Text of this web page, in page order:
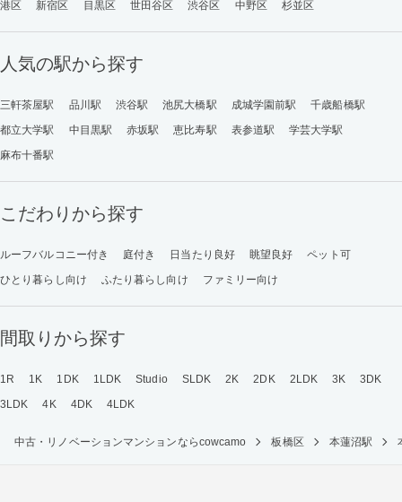
港区 新宿区 目黒区 世田谷区 渋谷区 中野区 杉並区
人気の駅から探す
三軒茶屋駅 品川駅 渋谷駅 池尻大橋駅 成城学園前駅
千歳船橋駅
都立大学駅
中目黒駅 赤坂駅 恵比寿駅 表参道駅
学芸大学駅
麻布十番駅
こだわりから探す
ルーフバルコニー付き 庭付き 日当たり良好 眺望良好
ペット可
ひとり暮らし向け
ふたり暮らし向け ファミリー向け
間取りから探す
1R 1K 1DK 1LDK Studio SLDK 2K 2DK 2LDK 3K
3DK
3LDK
4K 4DK 4LDK
中古・リノベーションマンションならcowcamo 板橋区 本蓮沼駅